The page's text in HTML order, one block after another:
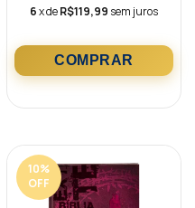
6x deR$119,99 sem juros
10%
OFF